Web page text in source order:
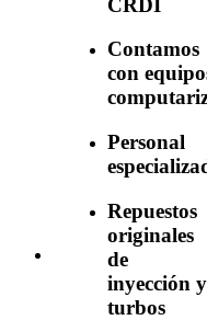
CRDI
Contamos
con
Personal
Repuestos
originales
de
inyección y
turbos